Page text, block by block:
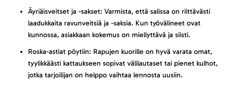
Äyriäisveitset ja -sakset: Varmista, että salissa on riittävästi
laadukkaita ravunveitsiä ja -saksia. Kun työvälineet ovat
kunnossa, asiakkaan kokemus on miellyttävä ja siisti.
Roska-astiat pöytiin: Rapujen kuorille on hyvä varata omat,
tyylikkäästi kattaukseen sopivat välilautaset tai pienet kulhot,
jotka tarjoilijan on helppo vaihtaa lennosta uusiin.